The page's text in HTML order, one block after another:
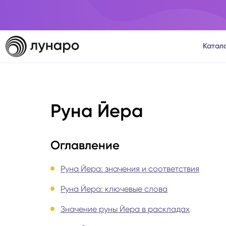
Руна Йера
Оглавление
Руна Йера: значения и соответствия
Руна Йера: ключевые слова
Значение руны Йера в раскладах